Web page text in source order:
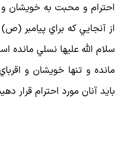
و محبت به خويشان و
آنجايي كه براي پيامبر (ص)
الله عليها نسلي مانده
و تنها خويشان و اقرباي
آنان مورد احترام قرار دهيم.